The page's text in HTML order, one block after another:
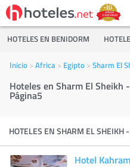
HOTELES EN BENIDORM
Inicio Africa Egipto Sharm El
Hoteles en Sharm El Sheikh
Página5
HOTELES EN SHARM EL SHEIKH
Hotel